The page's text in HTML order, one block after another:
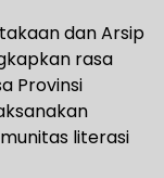
dan Arsip
rasa
Provinsi
literasi